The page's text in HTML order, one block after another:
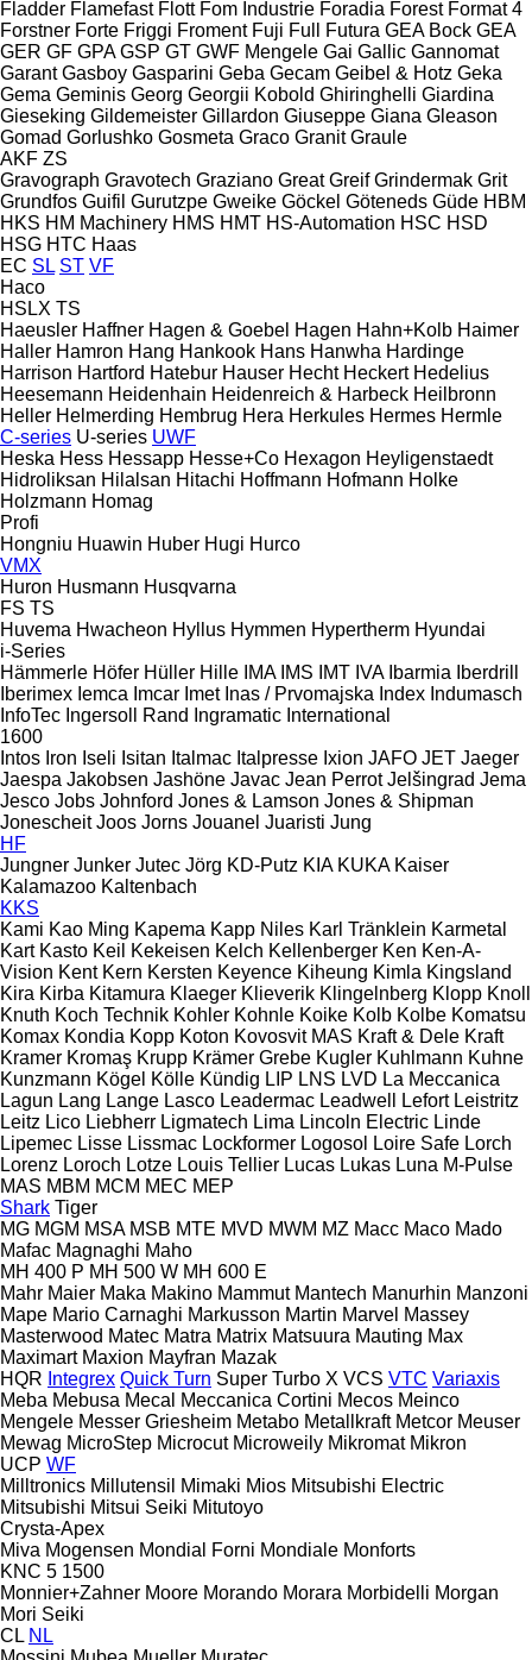
Fladder Flamefast Flott Fom Industrie Foradia Forest Format 4
Forstner Forte Friggi Froment Fuji Full Futura GEA Bock GEA
GER GF GPA GSP GT GWF Mengele Gai Gallic Gannomat
Garant Gasboy Gasparini Geba Gecam Geibel & Hotz Geka
Gema Geminis Georg Georgii Kobold Ghiringhelli Giardina
Gieseking Gildemeister Gillardon Giuseppe Giana Gleason
Gomad Gorlushko Gosmeta Graco Granit Graule
AKF ZS
Gravograph Gravotech Graziano Great Greif Grindermak Grit
Grundfos Guifil Gurutzpe Gweike Göckel Göteneds Güde HBM
HKS HM Machinery HMS HMT HS-Automation HSC HSD
HSG HTC Haas
EC SL ST VF
Haco
HSLX TS
Haeusler Haffner Hagen & Goebel Hagen Hahn+Kolb Haimer
Haller Hamron Hang Hankook Hans Hanwha Hardinge
Harrison Hartford Hatebur Hauser Hecht Heckert Hedelius
Heesemann Heidenhain Heidenreich & Harbeck Heilbronn
Heller Helmerding Hembrug Hera Herkules Hermes Hermle
C-series U-series UWF
Heska Hess Hessapp Hesse+Co Hexagon Heyligenstaedt
Hidroliksan Hilalsan Hitachi Hoffmann Hofmann Holke
Holzmann Homag
Profi
Hongniu Huawin Huber Hugi Hurco
VMX
Huron Husmann Husqvarna
FS TS
Huvema Hwacheon Hyllus Hymmen Hypertherm Hyundai
i-Series
Hämmerle Höfer Hüller Hille IMA IMS IMT IVA Ibarmia
Iberdrill
Iberimex Iemca Imcar Imet Inas / Prvomajska Index Indumasch
InfoTec Ingersoll Rand Ingramatic International
1600
Intos Iron Iseli Isitan Italmac Italpresse Ixion JAFO JET Jaeger
Jaespa Jakobsen Jashöne Javac Jean Perrot Jelšingrad Jema
Jesco Jobs Johnford Jones & Lamson Jones & Shipman
Jonescheit Joos Jorns Jouanel Juaristi Jung
HF
Jungner Junker Jutec Jörg KD-Putz KIA KUKA Kaiser
Kalamazoo Kaltenbach
KKS
Kami Kao Ming Kapema Kapp Niles Karl Tränklein Karmetal
Kart Kasto Keil Kekeisen Kelch Kellenberger Ken Ken-A-
Vision Kent Kern Kersten Keyence Kiheung Kimla Kingsland
Kira Kirba Kitamura Klaeger Klieverik Klingelnberg Klopp Knoll
Knuth Koch Technik Kohler Kohnle Koike Kolb Kolbe Komatsu
Komax Kondia Kopp Koton Kovosvit MAS Kraft & Dele Kraft
Kramer Kromaş Krupp Krämer Grebe Kugler Kuhlmann Kuhne
Kunzmann Kögel Kölle Kündig LIP LNS LVD La Meccanica
Lagun Lang Lange Lasco Leadermac Leadwell Lefort Leistritz
Leitz Lico Liebherr Ligmatech Lima Lincoln Electric Linde
Lipemec Lisse Lissmac Lockformer Logosol Loire Safe Lorch
Lorenz Loroch Lotze Louis Tellier Lucas Lukas Luna M-Pulse
MAS MBM MCM MEC MEP
Shark Tiger
MG MGM MSA MSB MTE MVD MWM MZ Macc Maco Mado
Mafac Magnaghi Maho
MH 400 P MH 500 W MH 600 E
Mahr Maier Maka Makino Mammut Mantech Manurhin Manzoni
Mape Mario Carnaghi Markusson Martin Marvel Massey
Masterwood Matec Matra Matrix Matsuura Mauting Max
Maximart Maxion Mayfran Mazak
HQR Integrex Quick Turn Super Turbo X VCS VTC Variaxis
Meba Mebusa Mecal Meccanica Cortini Mecos Meinco
Mengele Messer Griesheim Metabo Metallkraft Metcor Meuser
Mewag MicroStep Microcut Microweily Mikromat Mikron
UCP WF
Milltronics Millutensil Mimaki Mios Mitsubishi Electric
Mitsubishi Mitsui Seiki Mitutoyo
Crysta-Apex
Miva Mogensen Mondial Forni Mondiale Monforts
KNC 5 1500
Monnier+Zahner Moore Morando Morara Morbidelli Morgan
Mori Seiki
CL NL